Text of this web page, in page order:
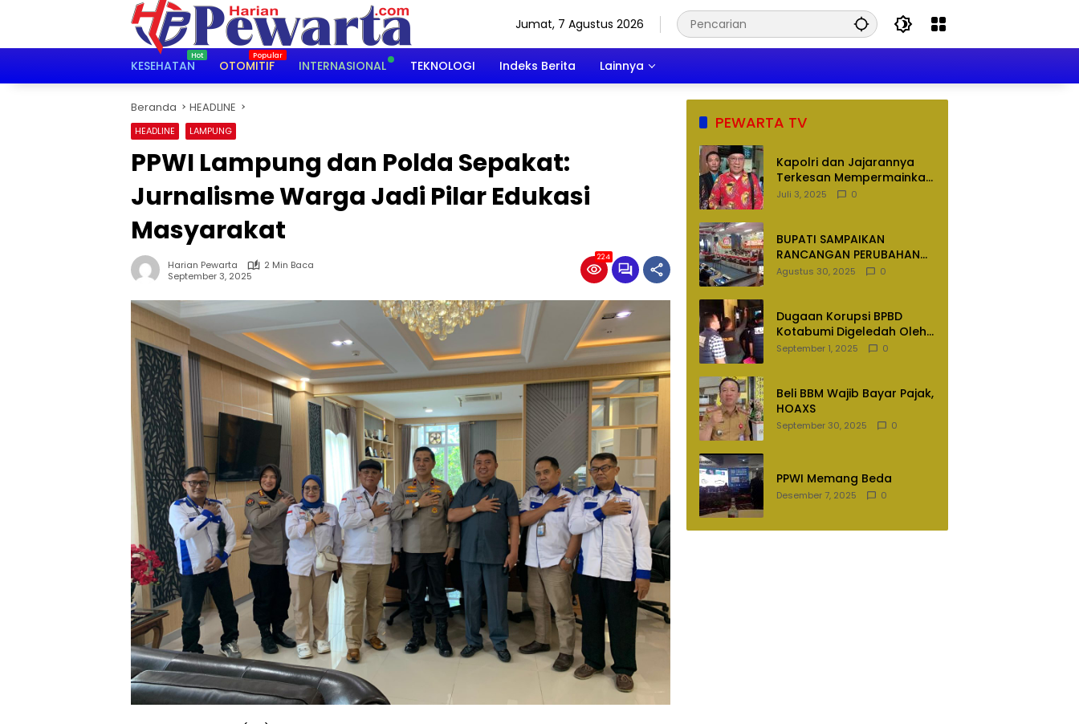
Jumat, 7 Agustus 2026
KESEHATAN OTOMITIF INTERNASIONAL TEKNOLOGI Indeks Berita Lainnya
Beranda HEADLINE
HEADLINE LAMPUNG
PPWI Lampung dan Polda Sepakat:
Jurnalisme Warga Jadi Pilar Edukasi
Masyarakat
Harian Pewarta
2 Min Baca
September 3, 2025
224
PEWARTA TV
Kapolri dan Jajarannya
Terkesan Mempermainkan
Hukum
Juli 3, 2025 0
BUPATI SAMPAIKAN
RANCANGAN PERUBAHAN
APBD TAHUN ANGGARAN
Agustus 30, 2025 0
Dugaan Korupsi BPBD
Kotabumi Digeledah Oleh
Tim Penyidik Polres
September 1, 2025 0
Beli BBM Wajib Bayar Pajak,
HOAXS
September 30, 2025 0
PPWI Memang Beda
Desember 7, 2025 0